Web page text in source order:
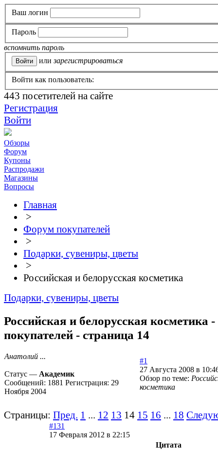
Ваш логин
Пароль
вспомнить пароль
или зарегистрироваться
Войти как пользователь:
443 посетителей на сайте
Регистрация
Войти
Обзоры
Форум
Купоны
Распродажи
Магазины
Вопросы
Главная
>
Форум покупателей
>
Подарки, сувениры, цветы
>
Российская и белорусская косметика
Подарки, сувениры, цветы
Российская и белорусская косметика
покупателей - страница 14
Анатолий ...
Статус — Академик
Сообщений: 1881 Регистрация: 29
Ноября 2004
#1
27 Августа 2008 в
Обзор по теме:
косметика
Страницы: Пред. 1 ... 12 13 14 15 16 ... 18
#131
17 Февраля 2012 в 22:15
Цитата